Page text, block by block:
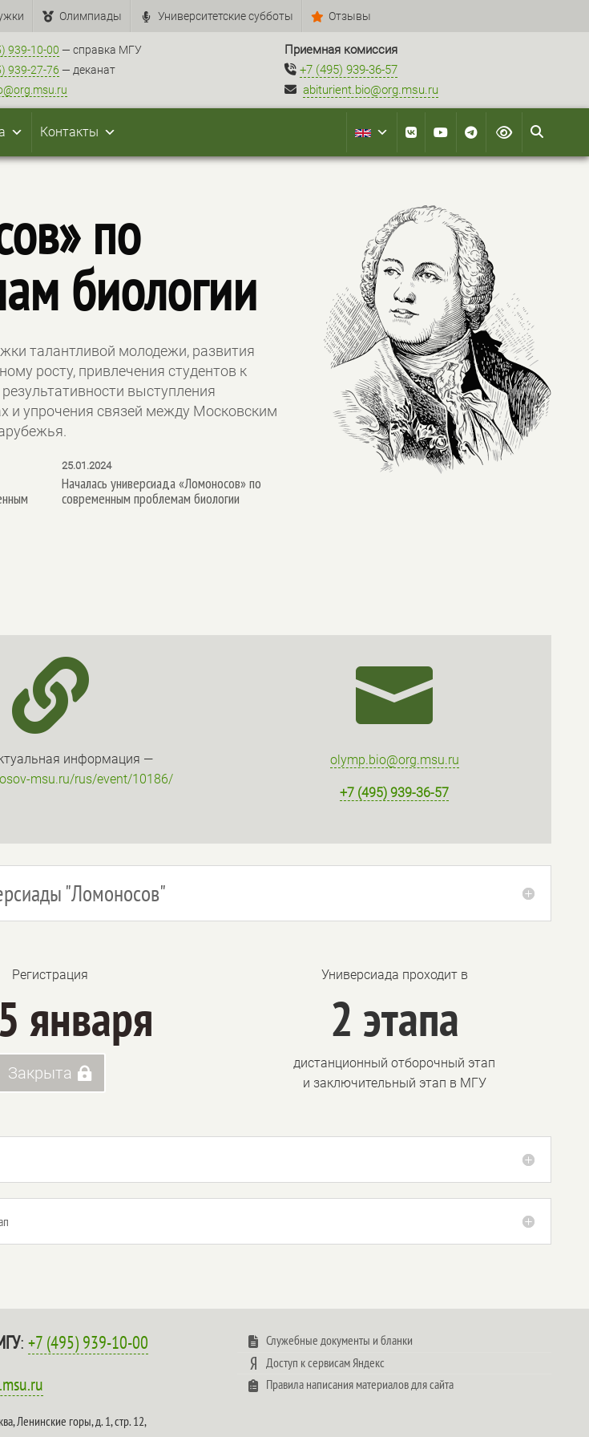
Олимпиады Университетские субботы Отзывы
939-10-00 — справка МГУ
939-27-76 — деканат
Приемная комиссия
+7 (495) 939-36-57
abiturient.bio@org.msu.ru
Контакты
по
биологии
талантливой молодежи, развития
росту, привлечения студентов к
выступления
и упрочения связей между Московским
25.01.2024
Началась универсиада «Ломоносов» по
современным проблемам биологии

информация —
msu.ru/rus/event/10186/

olymp.bio@org.msu.ru
+7 (495) 939-36-57
"Ломоносов"
Регистрация
января
Закрыта
Универсиада проходит в
2 этапа
дистанционный отборочный этап
и заключительный этап в МГУ
:+7 (495) 939-10-00
Ленинские горы, д. 1, стр. 12,
Служебные документы и бланки
Доступ к сервисам Яндекс
Правила написания материалов для сайта